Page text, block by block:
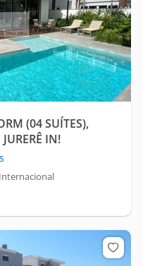
(04 SUÍTES),
IN!